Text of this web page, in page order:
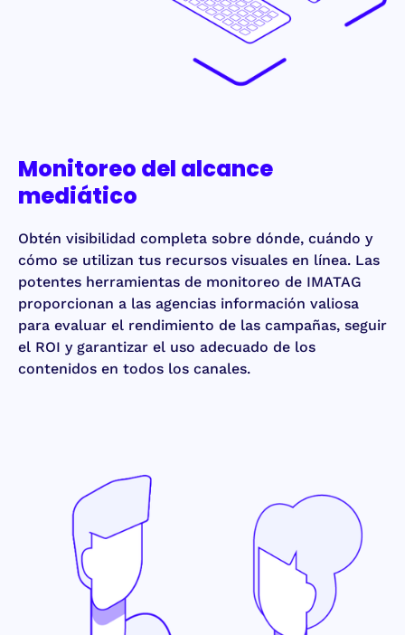
Monitoreo del alcance
mediático
Obtén visibilidad completa sobre dónde, cuándo y
cómo se utilizan tus recursos visuales en línea. Las
potentes herramientas de monitoreo de IMATAG
proporcionan a las agencias información valiosa
para evaluar el rendimiento de las campañas, seguir
el ROI y garantizar el uso adecuado de los
contenidos en todos los canales.